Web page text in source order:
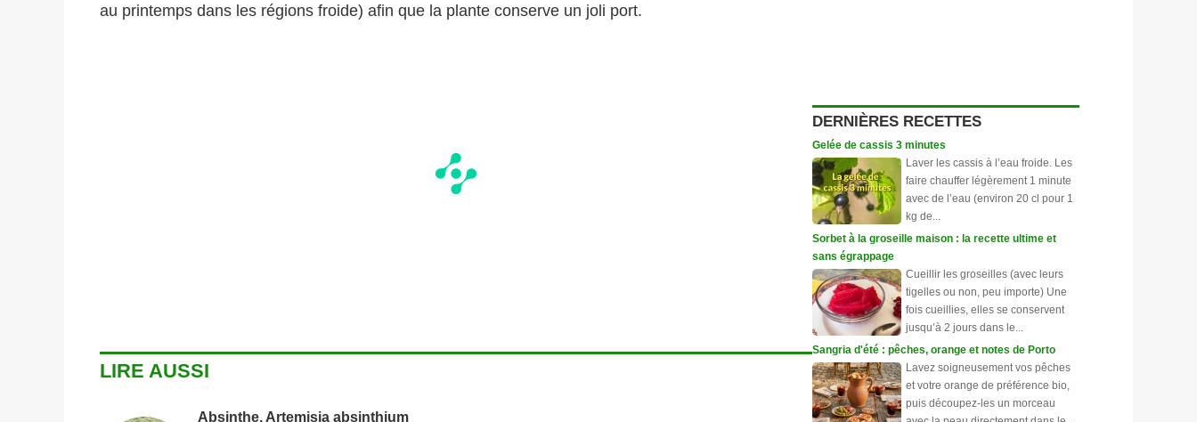
au printemps dans les régions froide) afin que la plante conserve un joli port.
LIRE AUSSI
Absinthe, Artemisia absinthium
DERNIÈRES RECETTES
Gelée de cassis 3 minutes
Laver les cassis à l’eau froide. Les
faire chauffer légèrement 1 minute
avec de l’eau (environ 20 cl pour 1
kg de...
Sorbet à la groseille maison : la recette ultime et
sans égrappage
Cueillir les groseilles (avec leurs
tigelles ou non, peu importe) Une
fois cueillies, elles se conservent
jusqu’à 2 jours dans le...
Sangria d'été : pêches, orange et notes de Porto
Lavez soigneusement vos pêches
et votre orange de préférence bio,
puis découpez-les un morceau